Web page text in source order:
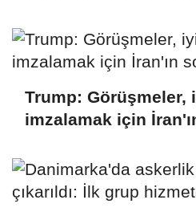
Trump: Görüşmeler,
imzalamak için